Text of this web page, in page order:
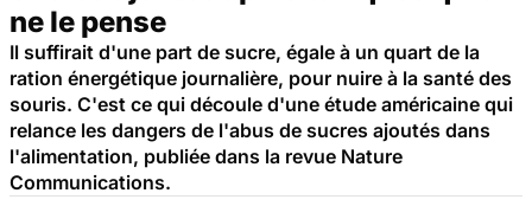
ne le pense
Il suffirait d'une part de sucre, égale à un quart de la
ration énergétique journalière, pour nuire à la santé des
souris. C'est ce qui découle d'une étude américaine qui
relance les dangers de l'abus de sucres ajoutés dans
l'alimentation, publiée dans la revue Nature
Communications.